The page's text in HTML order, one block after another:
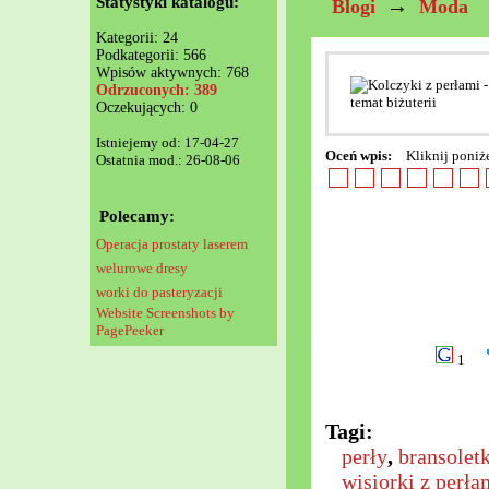
Kategorii: 24
Podkategorii: 566
Wpisów aktywnych: 768
Odrzuconych: 389
Oczekujących: 0
Istniejemy od: 17-04-27
Ostatnia mod.: 26-08-06
Polecamy:
Operacja prostaty laserem
welurowe dresy
worki do pasteryzacji
Website Screenshots by
PagePeeker
Blogi → Moda
Oceń wpis: Kliknij
1
Tagi:
perły,
wisiorki z